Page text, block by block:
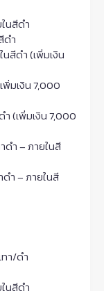
นสีดำ
ดำ
สีดำ (เพิ่มเงิน
มเงิน 7,000
(เพิ่มเงิน 7,000
ดำ – ภายในสี
ำ – ภายในสี
ทา/ดำ
นสีดำ